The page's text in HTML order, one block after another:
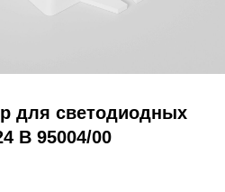
для светодиодных
В 95004/00